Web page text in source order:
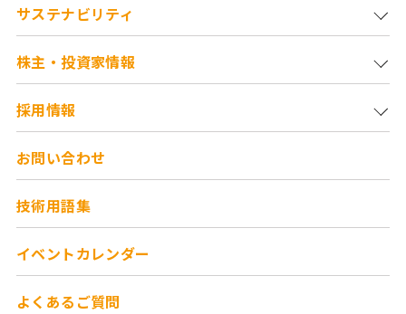
サステナビリティ
株主・投資家情報
採用情報
お問い合わせ
技術用語集
イベントカレンダー
よくあるご質問